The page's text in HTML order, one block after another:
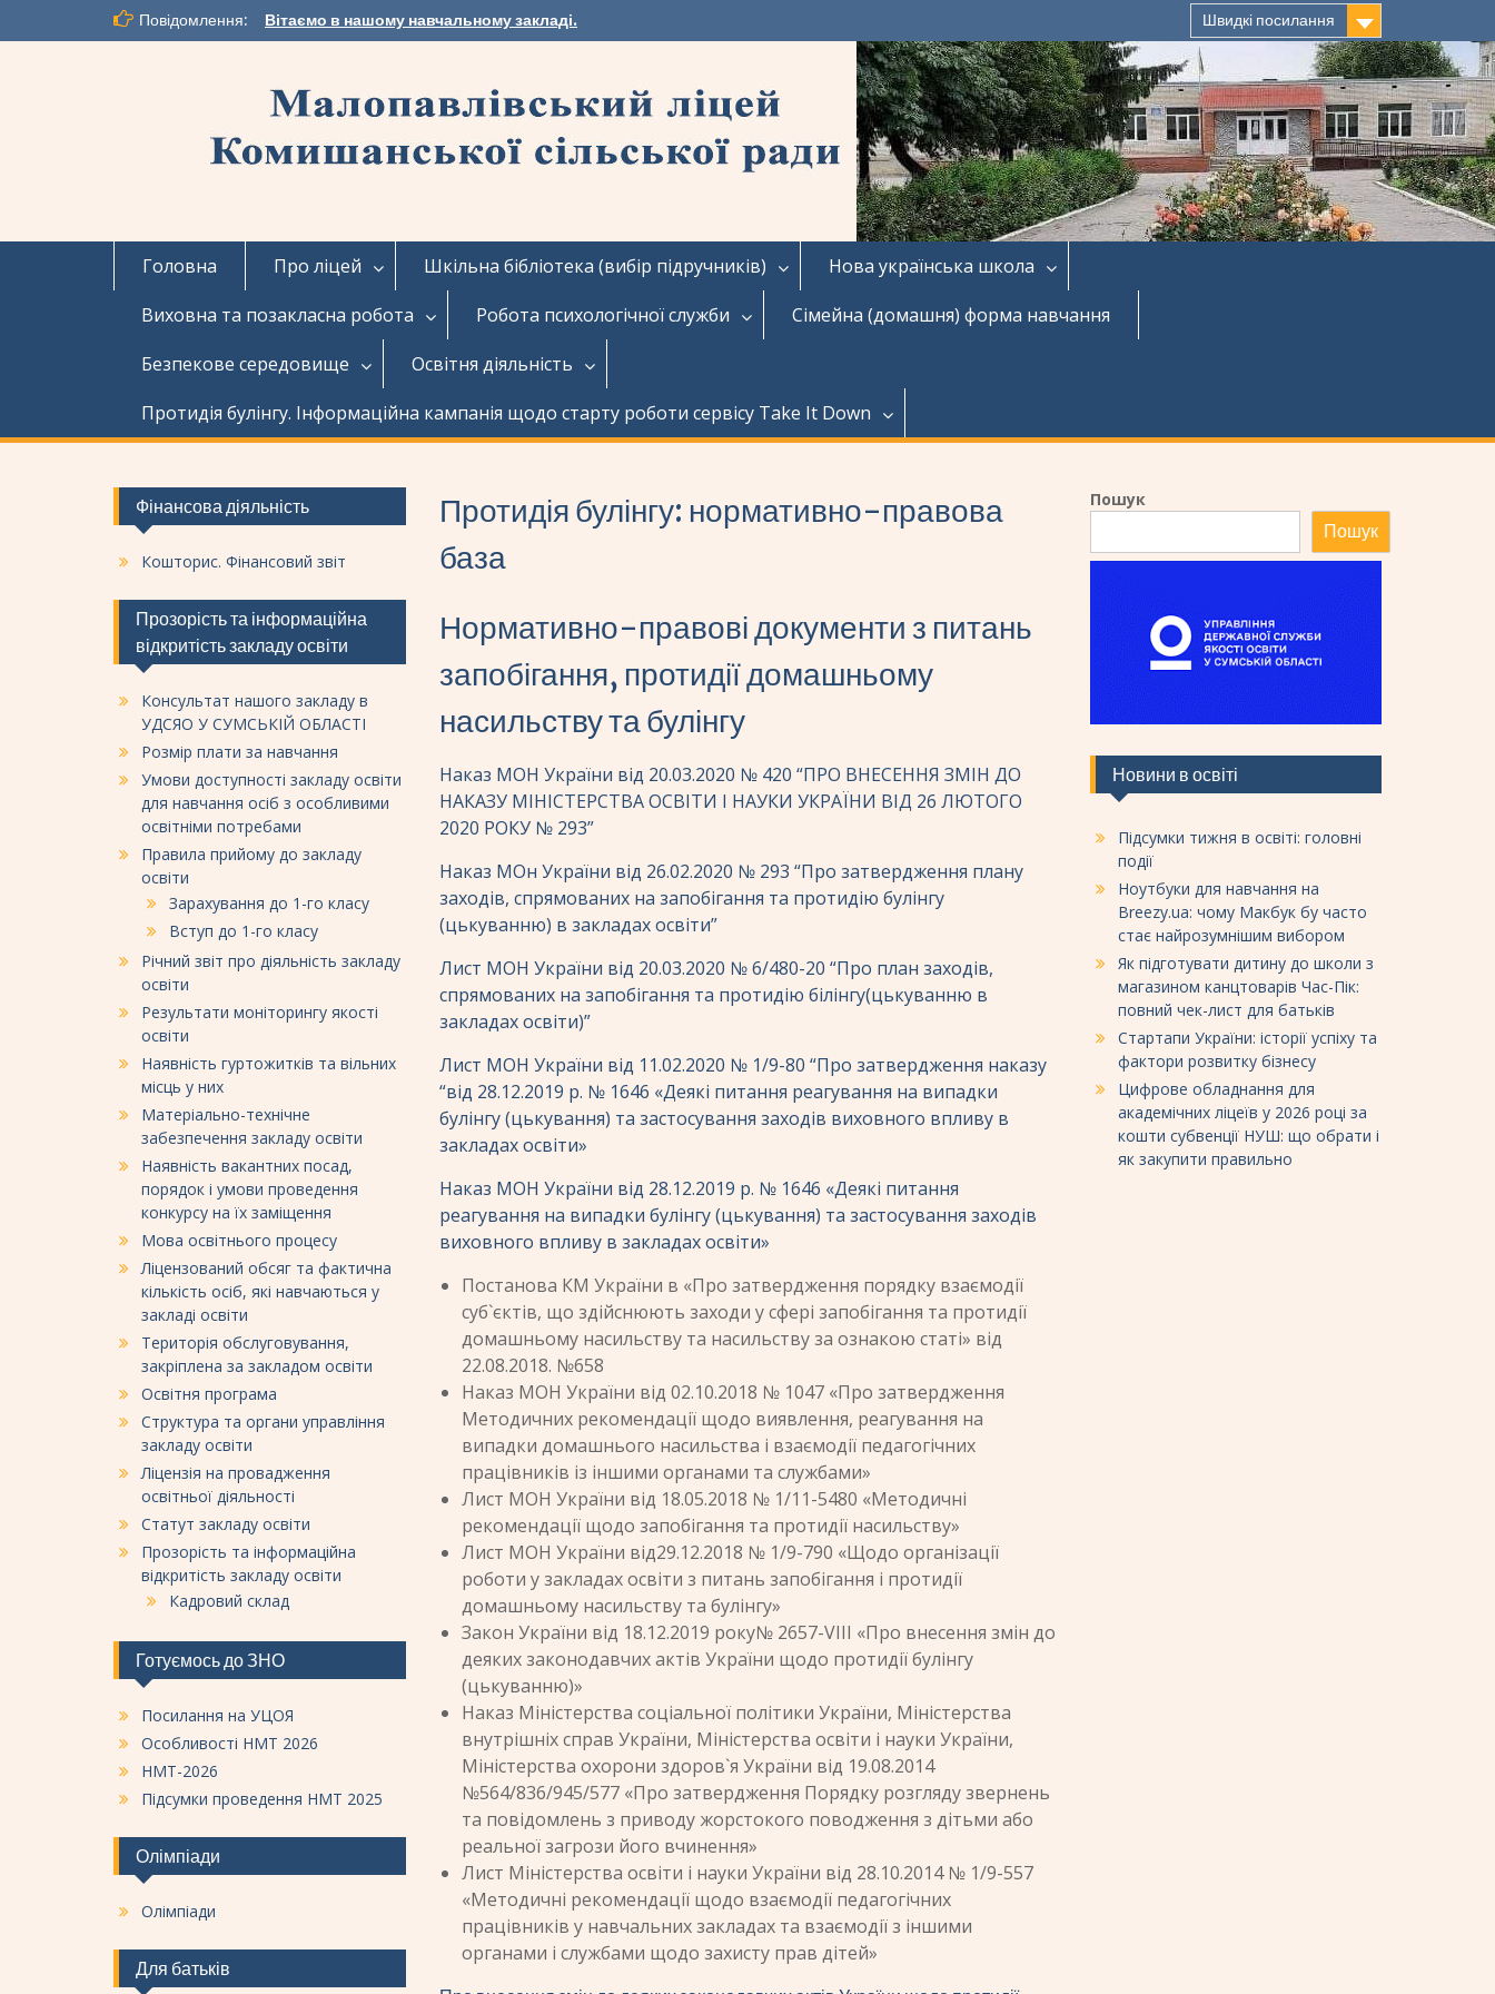
Повідомлення: Вітаємо в нашому навчальному закладі. Швидкі посилання
Головна Про ліцей Шкільна бібліотека (вибір підручників)
Нова українська школа
Виховна та позакласна робота
Робота психологічної служби
Сімейна (домашня) форма навчання
Безпекове середовище
Освітня діяльність
Протидія булінгу. Інформаційна кампанія щодо старту роботи сервісу Take It Down
Протидія булінгу: нормативно-правова
база
Нормативно-правові документи з питань
запобігання, протидії домашньому
насильству та булінгу
Наказ МОН України від 20.03.2020 № 420 “ПРО ВНЕСЕННЯ ЗМІН ДО
НАКАЗУ МІНІСТЕРСТВА ОСВІТИ І НАУКИ УКРАЇНИ ВІД 26 ЛЮТОГО
2020 РОКУ № 293”
Наказ МОн України від 26.02.2020 № 293 “Про затвердження плану
заходів, спрямованих на запобігання та протидію булінгу
(цькуванню) в закладах освіти”
Лист МОН України від 20.03.2020 № 6/480-20 “Про план заходів,
спрямованих на запобігання та протидію білінгу(цькуванню в
закладах освіти)”
Лист МОН України від 11.02.2020 № 1/9-80 “Про затвердження наказу
“від 28.12.2019 р. № 1646 «Деякі питання реагування на випадки
булінгу (цькування) та застосування заходів виховного впливу в
закладах освіти»
Наказ МОН України від 28.12.2019 р. № 1646 «Деякі питання
реагування на випадки булінгу (цькування) та застосування заходів
виховного впливу в закладах освіти»
Постанова КМ України в «Про затвердження порядку взаємодії
суб`єктів, що здійснюють заходи у сфері запобігання та протидії
домашньому насильству та насильству за ознакою статі» від
22.08.2018. №658
Наказ МОН України від 02.10.2018 № 1047 «Про затвердження
Методичних рекомендації щодо виявлення, реагування на
випадки домашнього насильства і взаємодії педагогічних
працівників із іншими органами та службами»
Лист МОН України від 18.05.2018 № 1/11-5480 «Методичні
рекомендації щодо запобігання та протидії насильству»
Лист МОН України від29.12.2018 № 1/9-790 «Щодо організації
роботи у закладах освіти з питань запобігання і протидії
домашньому насильству та булінгу»
Закон України від 18.12.2019 року№ 2657-VIII «Про внесення змін до
деяких законодавчих актів України щодо протидії булінгу
(цькуванню)»
Наказ Міністерства соціальної політики України, Міністерства
внутрішніх справ України, Міністерства освіти і науки України,
Міністерства охорони здоров`я України від 19.08.2014
№564/836/945/577 «Про затвердження Порядку розгляду звернень
та повідомлень з приводу жорстокого поводження з дітьми або
реальної загрози його вчинення»
Лист Міністерства освіти і науки України від 28.10.2014 № 1/9-557
«Методичні рекомендації щодо взаємодії педагогічних
працівників у навчальних закладах та взаємодії з іншими
органами і службами щодо захисту прав дітей»
Пошук
Пошук
Новини в освіті
Підсумки тижня в освіті: головні
події
Ноутбуки для навчання на
Breezy.ua: чому Макбук бу часто
стає найрозумнішим вибором
Як підготувати дитину до школи з
магазином канцтоварів Час-Пік:
повний чек-лист для батьків
Стартапи України: історії успіху та
фактори розвитку бізнесу
Цифрове обладнання для
академічних ліцеїв у 2026 році за
кошти субвенції НУШ: що обрати і
як закупити правильно
Фінансова діяльність
Кошторис. Фінансовий звіт
Прозорість та інформаційна
відкритість закладу освіти
Консультат нашого закладу в
УДСЯО У СУМСЬКІЙ ОБЛАСТІ
Розмір плати за навчання
Умови доступності закладу освіти
для навчання осіб з особливими
освітніми потребами
Правила прийому до закладу
освіти
Зарахування до 1-го класу
Вступ до 1-го класу
Річний звіт про діяльність закладу
освіти
Результати моніторингу якості
освіти
Наявність гуртожитків та вільних
місць у них
Матеріально-технічне
забезпечення закладу освіти
Наявність вакантних посад,
порядок і умови проведення
конкурсу на їх заміщення
Мова освітнього процесу
Ліцензований обсяг та фактична
кількість осіб, які навчаються у
закладі освіти
Територія обслуговування,
закріплена за закладом освіти
Освітня програма
Структура та органи управління
закладу освіти
Ліцензія на провадження
освітньої діяльності
Статут закладу освіти
Прозорість та інформаційна
відкритість закладу освіти
Кадровий склад
Готуємось до ЗНО
Посилання на УЦОЯ
Особливості НМТ 2026
НМТ-2026
Підсумки проведення НМТ 2025
Олімпіади
Олімпіади
Для батьків